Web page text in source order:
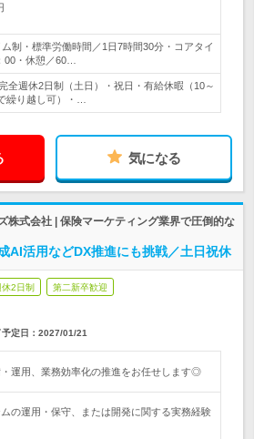
制・標準労働時間／1日7時間30分・コアタイ
00・休憩／60…
全週休2日制（土日）・祝日・有給休暇（10～
繰り越し可）・…
気になる
株式会社 | 保険マーケティング業界で圧倒的な
AI活用などDX推進にも挑戦／土日祝休
2日制 第二新卒歓迎
定日： 2027/01/21
運用、業務効率化の推進をお任せします◎
ムの運用・保守、または開発に関する実務経験